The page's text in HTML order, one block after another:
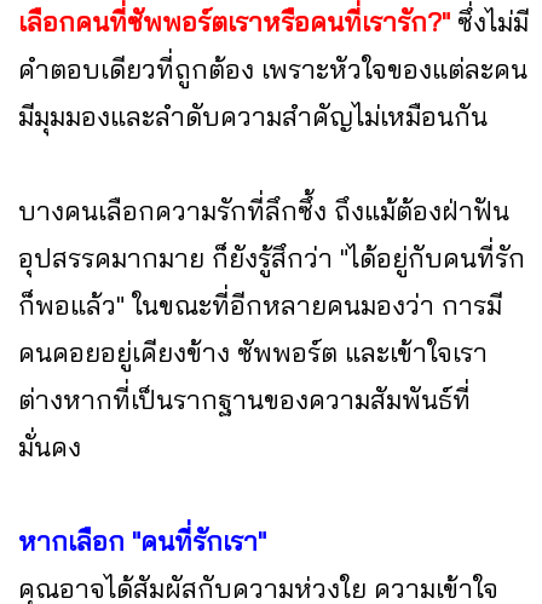
เลือกคนที่ซัพพอร์ตเราหรือคนที่เรารัก?" ซึ่งไม่มี
คำตอบเดียวที่ถูกต้อง เพราะหัวใจของแต่ละคน
มีมุมมองและลำดับความสำคัญไม่เหมือนกัน
บางคนเลือกความรักที่ลึกซึ้ง ถึงแม้ต้องฝ่าฟัน
อุปสรรคมากมาย ก็ยังรู้สึกว่า "ได้อยู่กับคนที่รัก
ก็พอแล้ว" ในขณะที่อีกหลายคนมองว่า การมี
คนคอยอยู่เคียงข้าง ซัพพอร์ต และเข้าใจเรา
ต่างหากที่เป็นรากฐานของความสัมพันธ์ที่
มั่นคง
หากเลือก "คนที่รักเรา"
คุณอาจได้สัมผัสกับความห่วงใย ความเข้าใจ